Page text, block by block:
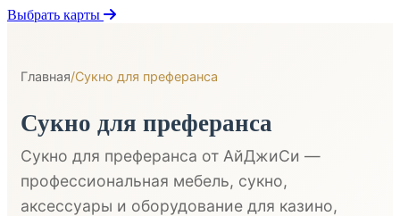
Выбрать карты
Главная/Сукно для преферанса
Сукно для преферанса
Сукно для преферанса от АйДжиСи —
профессиональная мебель, сукно,
аксессуары и оборудование для казино,